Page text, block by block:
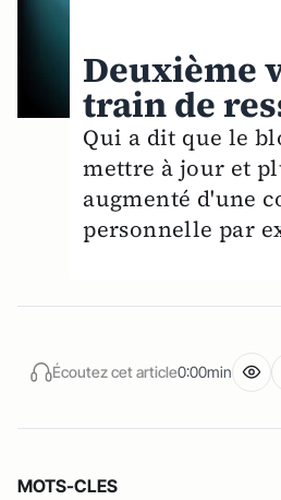
Deuxième
train de
Qui a dit que le
mettre à jour et
augmenté d'une
personnelle par
Écoutez cet article0:00min
MOTS-CLES